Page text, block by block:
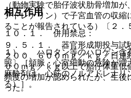
（動物実験で胎仔波状肋骨増加
アドレナリン）で子宮血管の収縮
ることが報告されている）〔２．
９．５．１． 器官形成期投与試
２００、６００ｍｇ／ｋｇ／日連
００ｍｇ／ｋｇ以上で胎仔体重低
頻度の増加が認められたが、生後
った。
相互作用
１０．１． 併用禁忌：
１）． ハロタン等のハロゲン含
照〕［頻脈・心室細動の危険が増
麻酔剤は、心筋のノルアドレナリ
る）］。